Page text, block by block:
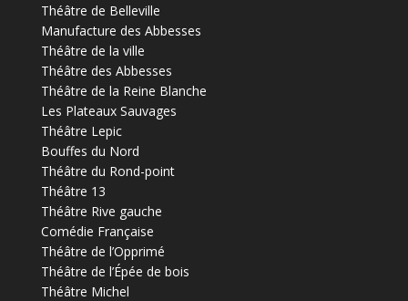
Théâtre de Belleville
Manufacture des Abbesses
Théâtre de la ville
Théâtre des Abbesses
Théâtre de la Reine Blanche
Les Plateaux Sauvages
Théâtre Lepic
Bouffes du Nord
Théâtre du Rond-point
Théâtre 13
Théâtre Rive gauche
Comédie Française
Théâtre de l’Opprimé
Théâtre de l’Épée de bois
Théâtre Michel